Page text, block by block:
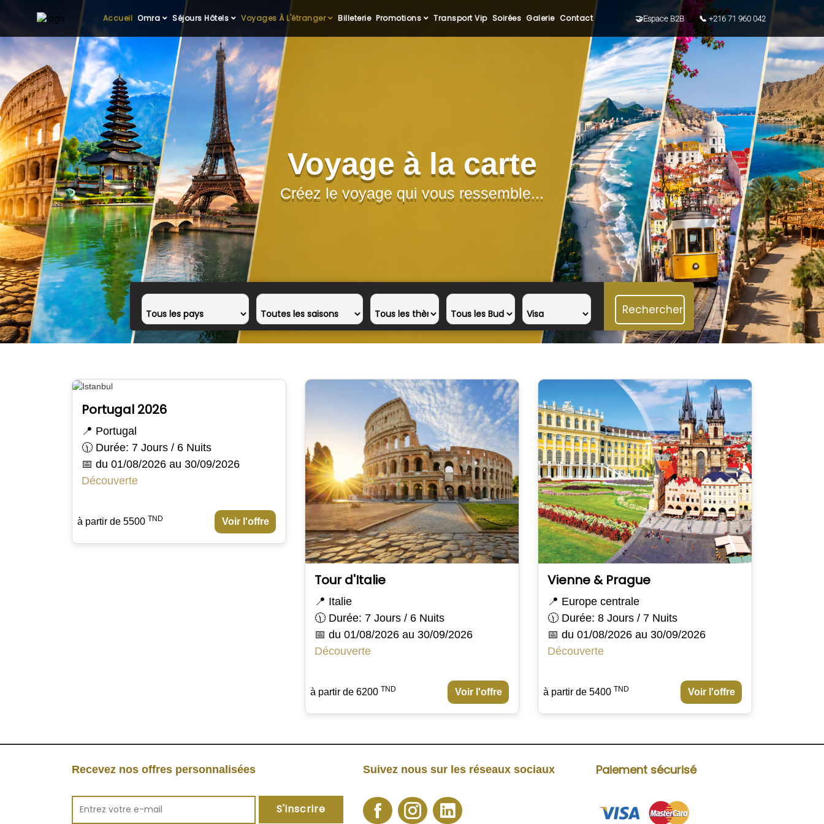
Accueil Omra Séjours Hôtels Voyages À L'étranger Billeterie Promotions Transport Vip Soirées Galerie Contact 🤝Espace B2B 📞 +216 71 960 042
Voyage à la carte
Créez le voyage qui vous ressemble...
Rechercher
Portugal 2026
📍 Portugal
🕦 Durée: 7 Jours / 6 Nuits
📅 du 01/08/2026 au 30/09/2026
Découverte
à partir de 5500 TND Voir l'offre
Tour d'Italie
📍 Italie
🕦 Durée: 7 Jours / 6 Nuits
📅 du 01/08/2026 au 30/09/2026
Découverte
à partir de 6200 TND Voir l'offre
Vienne & Prague
📍 Europe centrale
🕦 Durée: 8 Jours / 7 Nuits
📅 du 01/08/2026 au 30/09/2026
Découverte
à partir de 5400 TND Voir l'offre
Recevez nos offres personnalisées
S'inscrire
Suivez nous sur les réseaux sociaux Paiement sécurisé